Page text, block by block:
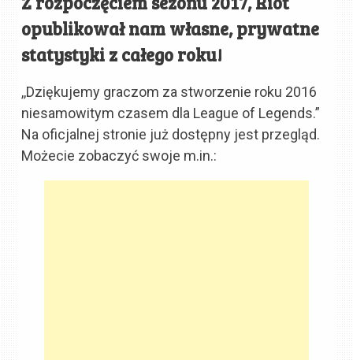
opublikował nam własne, prywatne
statystyki z całego roku!
,,Dziękujemy graczom za stworzenie roku 2016
niesamowitym czasem dla League of Legends.”
Na oficjalnej stronie już dostępny jest przegląd.
Możecie zobaczyć swoje m.in.: